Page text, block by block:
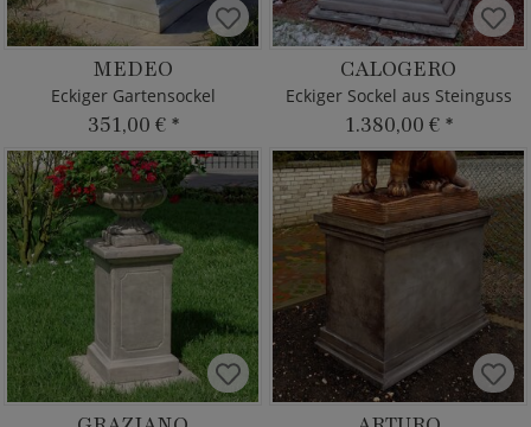
MEDEO
Eckiger Gartensockel
351,00 € *
CALOGERO
Eckiger Sockel aus Steinguss
1.380,00 € *